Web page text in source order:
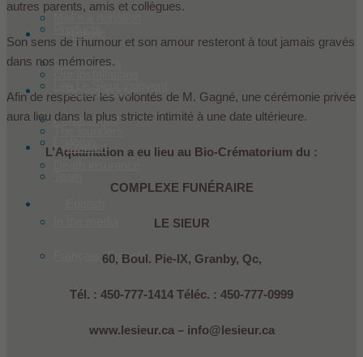
Offer flowers
Prearranged
Ressources
Contact
(French)
autres parents, amis et collègues.
Son sens de l’humour et son amour resteront à tout jamais gravés
dans nos mémoires.
Afin de respecter les volontés de M. Gagné, une cérémonie privée
aura lieu dans la plus stricte intimité à une date ultérieure.
L’Aquamation a eu lieu au Bio-Crématorium du :
COMPLEXE FUNÉRAIRE
LE SIEUR
60, Boul. Pie-IX, Granby, Qc,
Tél. : 450-777-1414 Téléc. : 450-777-0999
www.lesieur.ca – info@lesieur.ca